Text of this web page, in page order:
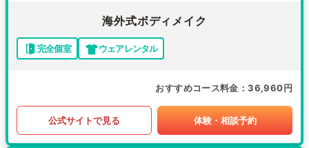
海外式ボディメイク
完全個室 ウェアレンタル
おすすめコース料金 36,960円
公式サイトで見る 体験・相談予約